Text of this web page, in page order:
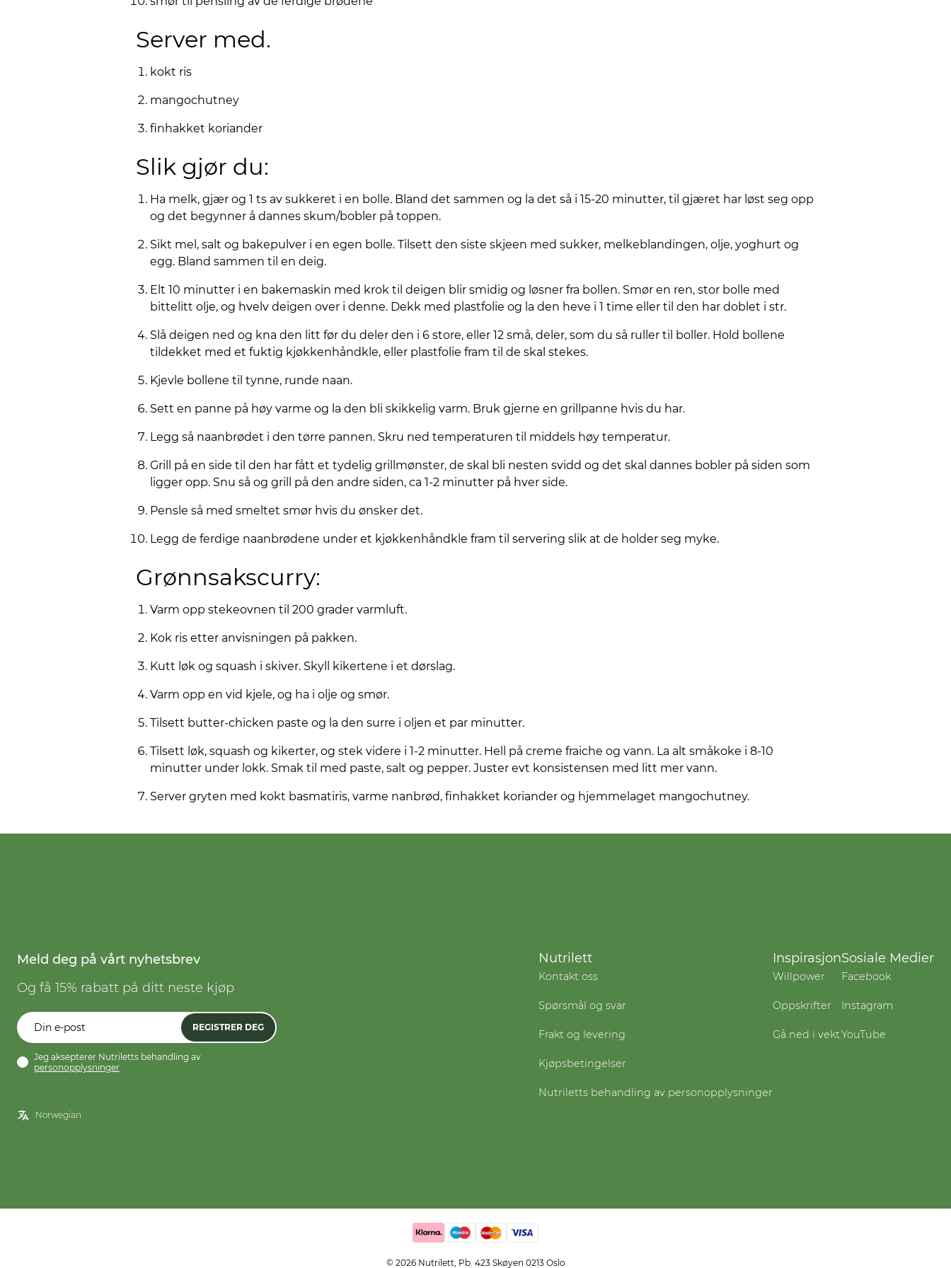
Server med.
kokt ris
mangochutney
finhakket koriander
Slik gjør du:
Ha melk, gjær og 1 ts av sukkeret i en bolle. Bland det sammen og la det så i 15-20 minutter, til gjæret har løst seg opp
og det begynner å dannes skum/bobler på toppen.
Sikt mel, salt og bakepulver i en egen bolle. Tilsett den siste skjeen med sukker, melkeblandingen, olje, yoghurt og
egg. Bland sammen til en deig.
Elt 10 minutter i en bakemaskin med krok til deigen blir smidig og løsner fra bollen. Smør en ren, stor bolle med
bittelitt olje, og hvelv deigen over i denne. Dekk med plastfolie og la den heve i 1 time eller til den har doblet i str.
Slå deigen ned og kna den litt før du deler den i 6 store, eller 12 små, deler, som du så ruller til boller. Hold bollene
tildekket med et fuktig kjøkkenhåndkle, eller plastfolie fram til de skal stekes.
Kjevle bollene til tynne, runde naan.
Sett en panne på høy varme og la den bli skikkelig varm. Bruk gjerne en grillpanne hvis du har.
Legg så naanbrødet i den tørre pannen. Skru ned temperaturen til middels høy temperatur.
Grill på en side til den har fått et tydelig grillmønster, de skal bli nesten svidd og det skal dannes bobler på siden som
ligger opp. Snu så og grill på den andre siden, ca 1-2 minutter på hver side.
Pensle så med smeltet smør hvis du ønsker det.
Legg de ferdige naanbrødene under et kjøkkenhåndkle fram til servering slik at de holder seg myke.
Grønnsakscurry:
Varm opp stekeovnen til 200 grader varmluft.
Kok ris etter anvisningen på pakken.
Kutt løk og squash i skiver. Skyll kikertene i et dørslag.
Varm opp en vid kjele, og ha i olje og smør.
Tilsett butter-chicken paste og la den surre i oljen et par minutter.
Tilsett løk, squash og kikerter, og stek videre i 1-2 minutter. Hell på creme fraiche og vann. La alt småkoke i 8-10
minutter under lokk. Smak til med paste, salt og pepper. Juster evt konsistensen med litt mer vann.
Server gryten med kokt basmatiris, varme nanbrød, finhakket koriander og hjemmelaget mangochutney.
Meld deg på vårt nyhetsbrev
Og få 15% rabatt på ditt neste kjøp
REGISTRER DEG
Jeg aksepterer Nutriletts behandling av
personopplysninger
Nutrilett
Kontakt oss
Spørsmål og svar
Frakt og levering
Kjøpsbetingelser
Nutriletts behandling av personopplysninger
Inspirasjon
Willpower
Oppskrifter
Gå ned i vekt
Sosiale Medier
Facebook
Instagram
YouTube
© 2026 Nutrilett, Pb. 423 Skøyen 0213 Oslo